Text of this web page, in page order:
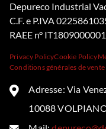
Depureco Industrial
C.F. e P.IVA
RAEE n°
Privacy PolicyCookie Policy
Conditions générales de vente
Adresse: Via
10088